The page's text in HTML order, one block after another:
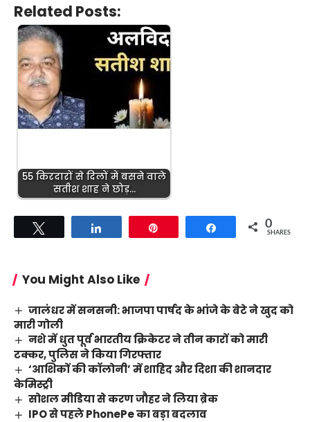
Related Posts:
55 किरदारों से दिलों में बसने वाले
सतीश शाह ने छोड़…
Share 0
SHARES
You Might Also Like
जालंधर में सनसनी: भाजपा पार्षद के भांजे के बेटे ने खुद को
मारी गोली
नशे में धुत पूर्व भारतीय क्रिकेटर ने तीन कारों को मारी
टक्कर, पुलिस ने किया गिरफ्तार
‘आशिकों की कॉलोनी’ में शाहिद और दिशा की शानदार
केमिस्ट्री
सोशल मीडिया से करण जौहर ने लिया ब्रेक
IPO से पहले PhonePe का बड़ा बदलाव